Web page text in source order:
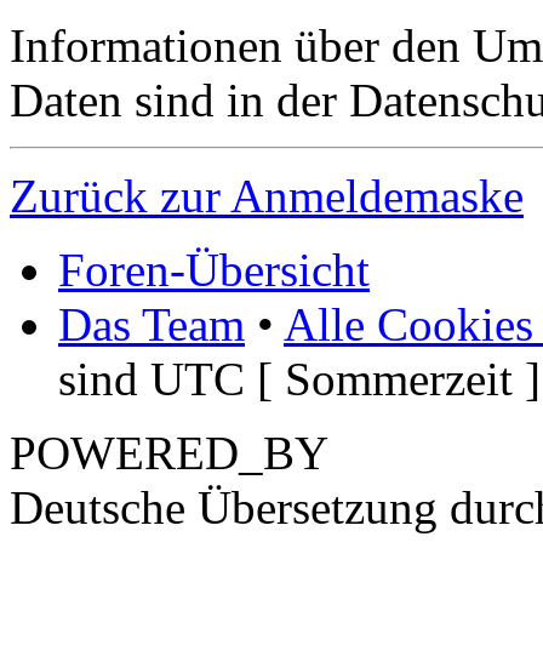
Informationen über den
Daten sind in der
Zurück zur Anmeldemaske
Foren-Übersicht
Das Team • Alle Cookies
sind UTC [ Sommerzeit ]
POWERED_BY
Deutsche Übersetzung